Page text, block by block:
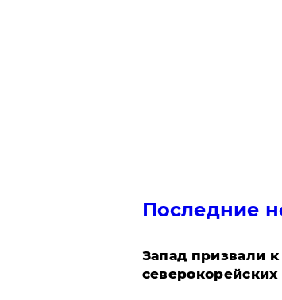
Последние
Запад призвали